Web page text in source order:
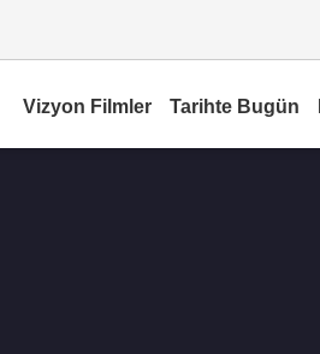
Vizyon Filmler Tarihte Bugün